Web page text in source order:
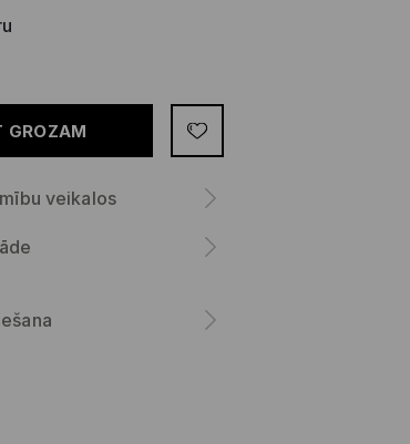
GROZAM
veikalos